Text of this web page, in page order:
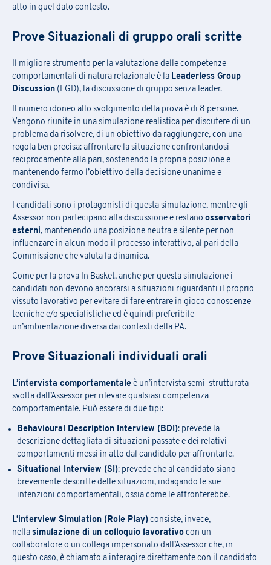
atto in quel dato contesto.
Prove Situazionali di gruppo orali scritte
Il migliore strumento per la valutazione delle competenze
comportamentali di natura relazionale è la Leaderless Group
Discussion (LGD), la discussione di gruppo senza leader.
Il numero idoneo allo svolgimento della prova è di 8 persone.
Vengono riunite in una simulazione realistica per discutere di un
problema da risolvere, di un obiettivo da raggiungere, con una
regola ben precisa: affrontare la situazione confrontandosi
reciprocamente alla pari, sostenendo la propria posizione e
mantenendo fermo l’obiettivo della decisione unanime e
condivisa.
I candidati sono i protagonisti di questa simulazione, mentre gli
Assessor non partecipano alla discussione e restano osservatori
esterni, mantenendo una posizione neutra e silente per non
influenzare in alcun modo il processo interattivo, al pari della
Commissione che valuta la dinamica.
Come per la prova In Basket, anche per questa simulazione i
candidati non devono ancorarsi a situazioni riguardanti il proprio
vissuto lavorativo per evitare di fare entrare in gioco conoscenze
tecniche e/o specialistiche ed è quindi preferibile
un’ambientazione diversa dai contesti della PA.
Prove Situazionali individuali orali
L’intervista comportamentale è un’intervista semi-strutturata
svolta dall’Assessor per rilevare qualsiasi competenza
comportamentale. Può essere di due tipi:
Behavioural Description Interview (BDI): prevede la
descrizione dettagliata di situazioni passate e dei relativi
comportamenti messi in atto dal candidato per affrontarle.
Situational Interview (SI): prevede che al candidato siano
brevemente descritte delle situazioni, indagando le sue
intenzioni comportamentali, ossia come le affronterebbe.
L’interview Simulation (Role Play) consiste, invece,
nella simulazione di un colloquio lavorativo con un
collaboratore o un collega impersonato dall’Assessor che, in
questo caso, è chiamato a interagire direttamente con il candidato
Asset/Fund Manager
Certificazioni e Qualità
Commerciale e Sales Comunicazione
Contabilità e finanza Energy
Formazione IT
Marketing
Organizzazione e Gestione
progetti
Produzione e Logistica Ricerca e Sviluppo
Parità di genere)
Top Management ALTRO
E-mail*
INSERISCI I TEMI DI TUO INTERESSE
Risorse Umane
Valutazione e Advisory
Consulenza Direzionale Information Technology
Sostenibilità Proprietà Intellettuale
PRAXI S.p.A. tratta i dati personali secondo principi di liceità,
correttezza e trasparenza come richiesto dal Regolamento
Europeo 2016/679 sulla protezione dei dati personali e dalla
normativa italiana di riferimento.
Numero di telefono
RUOLO
Commerciale e Sales Comunicazione
Contabilità e finanza Energy
Formazione IT
Marketing
Organizzazione e Gestione
Produzione e Logistica Ricerca e Sviluppo
Sostenibilità (ESG, DE&I,
Parità di genere)
Top Management ALTRO
Messaggio
E-mail*
Responsabile della formazione
RUOLO*
Asset/Fund Manager
Certificazioni e Qualità
Contabilità e finanza Energy
Legale Marchi e Brevetti
Organizzazione e Gestione
progetti
Produzione e Logistica Ricerca e Sviluppo
Risorse Umane
Sostenibilità (ESG, DE&I,
Parità di genere)
Top Management ALTRO
Messaggio